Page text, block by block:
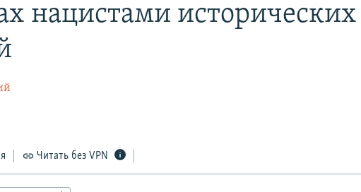
нацистами исторических
Читать без VPN